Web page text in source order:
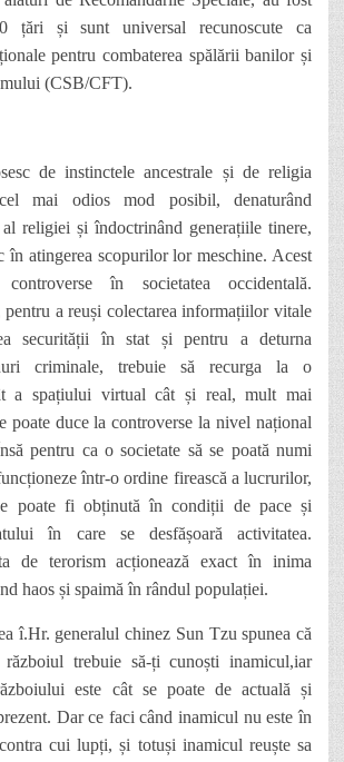
țări și sunt universal recunoscute ca
pentru combaterea spălării banilor și
(CSB/CFT).
de instinctele ancestrale și de religia
mai odios mod posibil, denaturând
al religiei și îndoctrinând generațiile tinere,
în atingerea scopurilor lor meschine. Acest
în societatea occidentală.
pentru a reuși colectarea informațiilor vitale
securității în stat și pentru a deturna
criminale, trebuie să recurga la o
a spațiului virtual cât și real, mult mai
poate duce la controverse la nivel național
pentru ca o societate să se poată numi
într-o ordine firească a lucrurilor,
poate fi obținută în condiții de pace și
în care se desfășoară activitatea.
de terorism acționează exact în inima
haos și spaimă în rândul populației.
î.Hr. generalul chinez Sun Tzu spunea că
trebuie să-ți cunoști inamicul,iar
este cât se poate de actuală și
Dar ce faci când inamicul nu este în
cui lupți, și totuși inamicul reuște sa